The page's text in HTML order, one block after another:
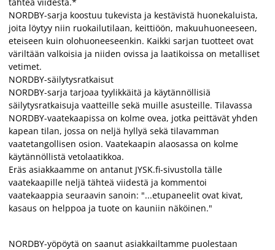
NORDBY-sarja koostuu tukevista ja kestävistä huonekaluista,
joita löytyy niin ruokailutilaan, keittiöön, makuuhuoneeseen,
eteiseen kuin olohuoneeseenkin. Kaikki sarjan tuotteet ovat
väriltään valkoisia ja niiden ovissa ja laatikoissa on metalliset
vetimet.
NORDBY-säilytysratkaisut
NORDBY-sarja tarjoaa tyylikkäitä ja käytännöllisiä
säilytysratkaisuja vaatteille sekä muille asusteille. Tilavassa
NORDBY-vaatekaapissa on kolme ovea, jotka peittävät yhden
kapean tilan, jossa on neljä hyllyä sekä tilavamman
vaatetangollisen osion. Vaatekaapin alaosassa on kolme
käytännöllistä vetolaatikkoa.
Eräs asiakkaamme on antanut JYSK.fi-sivustolla tälle
vaatekaapille neljä tähteä viidestä ja kommentoi
vaatekaappia seuraavin sanoin: "...etupaneelit ovat kivat,
kasaus on helppoa ja tuote on kauniin näköinen."
NORDBY-yöpöytä on saanut asiakkailtamme puolestaan